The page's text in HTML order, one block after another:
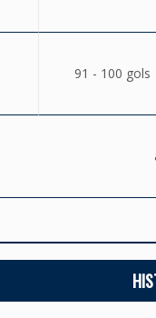
91 - 100 gols